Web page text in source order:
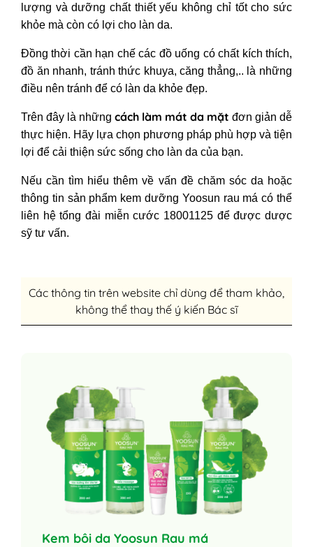
lượng và dưỡng chất thiết yếu không chỉ tốt cho sức
khỏe mà còn có lợi cho làn da.
Đồng thời cần hạn chế các đồ uống có chất kích thích,
đồ ăn nhanh, tránh thức khuya, căng thẳng,.. là những
điều nên tránh để có làn da khỏe đẹp.
Trên đây là những cách làm mát da mặt đơn giản dễ
thực hiện. Hãy lựa chọn phương pháp phù hợp và tiện
lợi để cải thiện sức sống cho làn da của bạn.
Nếu cần tìm hiểu thêm về vấn đề chăm sóc da hoặc
thông tin sản phẩm kem dưỡng Yoosun rau má có thể
liên hệ tổng đài miễn cước 18001125 để được dược
sỹ tư vấn.
Các thông tin trên website chỉ dùng để tham khảo,
không thể thay thế ý kiến Bác sĩ
Kem bôi da Yoosun Rau má